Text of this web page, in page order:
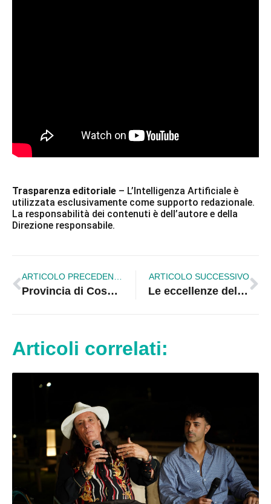
Trasparenza editoriale – L’Intelligenza Artificiale è
utilizzata esclusivamente come supporto redazionale.
La responsabilità dei contenuti è dell’autore e della
Direzione responsabile.
ARTICOLO PRECEDENTE
Provincia di Cosenza, Faragalli vara la nuova squadra: ecco tutte le deleghe ai consiglieri
ARTICOLO SUCCESSIVO
Le eccellenze dello Ionio cosentino raccontate ai bambini per costruire il futuro |VIDEO
Articoli correlati: